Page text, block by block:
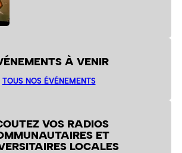
À VENIR
TOUS NOS ÉVÉNEMENTS
VOS RADIOS
ET
LOCALES